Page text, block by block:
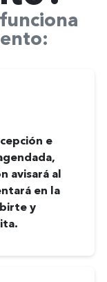
e
avisará al
en la
y